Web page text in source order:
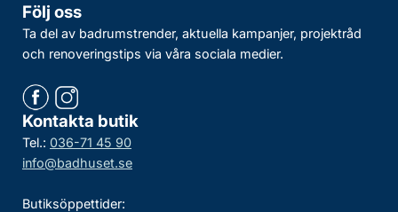
Följ oss
Ta del av badrumstrender, aktuella kampanjer, projektråd
och renoveringstips via våra sociala medier.
Kontakta butik
Tel.: 036-71 45 90
info@badhuset.se
Butiksöppettider: